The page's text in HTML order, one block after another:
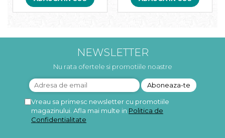
NEWSLETTER
Nu rata ofertele si promotiile noastre
Vreau sa primesc newsletter cu promotiile
magazinului. Afla mai multe in Politica de
Confidentialitate